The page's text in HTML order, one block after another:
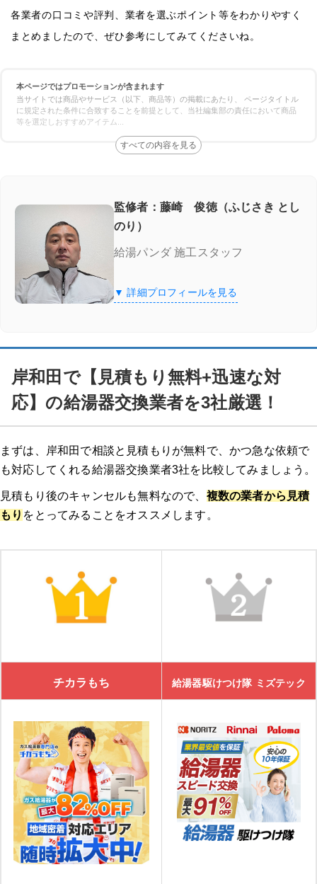
各業者の口コミや評判、業者を選ぶポイント等をわかりやすく
まとめましたので、ぜひ参考にしてみてくださいね。
本ページではプロモーションが含まれます
当サイトでは商品やサービス（以下、商品等）の掲載にあたり、 ページタイトル
に規定された条件に合致することを前提として、当社編集部の責任において商品
等を選定しおすすめアイテム
監修者：藤崎 俊徳（ふじさき とし
のり）
給湯パンダ 施工スタッフ
▼ 詳細プロフィールを見る
岸和田で【見積もり無料+迅速な対
応】の給湯器交換業者を3社厳選！
まずは、岸和田で相談と見積もりが無料で、かつ急な依頼で
も対応してくれる給湯器交換業者3社を比較してみましょう。
見積もり後のキャンセルも無料なので、 複数の業者から見積
もり をとってみることをオススメします。
チカラもち 給湯器駆けつけ隊 ミズテック